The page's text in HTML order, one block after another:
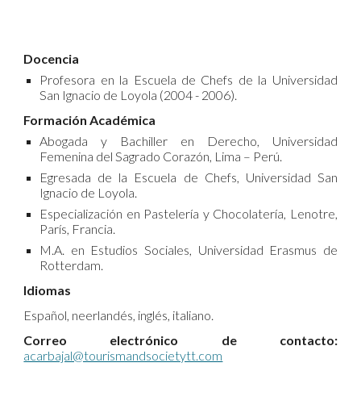
Docencia
Profesora en la Escuela de Chefs de la Universidad
San Ignacio de Loyola (2004 - 2006).
Formación Académica
Abogada y Bachiller en Derecho, Universidad
Femenina del Sagrado Corazón, Lima – Perú.
Egresada de la Escuela de Chefs, Universidad San
Ignacio de Loyola.
Especialización en Pastelería y Chocolatería, Lenotre,
París, Francia.
M.A. en Estudios Sociales, Universidad Erasmus de
Rotterdam.
Idiomas
Español, neerlandés, inglés, italiano.
Correo electrónico de contacto:
acarbajal@tourismandsocietytt.com